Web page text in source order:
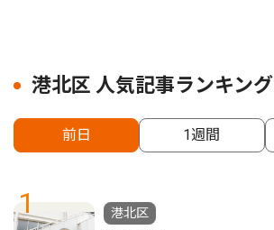
港北区 人気記事ランキング
前日 1週間
1
港北区